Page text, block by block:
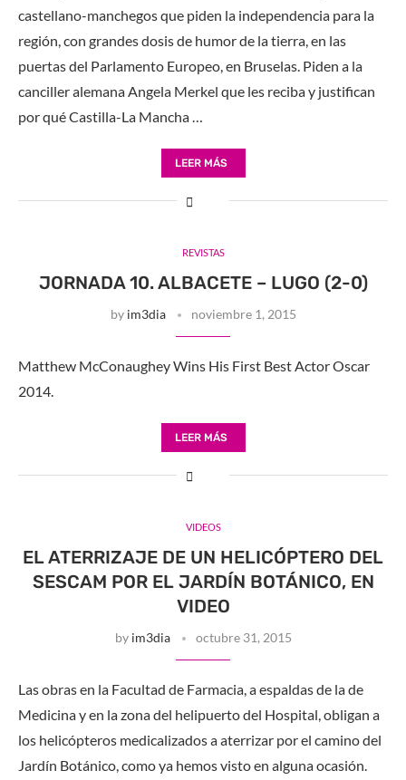
castellano-manchegos que piden la independencia para la
región, con grandes dosis de humor de la tierra, en las
puertas del Parlamento Europeo, en Bruselas. Piden a la
canciller alemana Angela Merkel que les reciba y justifican
por qué Castilla-La Mancha …
LEER MÁS
REVISTAS
JORNADA 10. ALBACETE – LUGO (2-0)
by im3dia noviembre 1, 2015
Matthew McConaughey Wins His First Best Actor Oscar
2014.
LEER MÁS
VIDEOS
EL ATERRIZAJE DE UN HELICÓPTERO DEL
SESCAM POR EL JARDÍN BOTÁNICO, EN
VIDEO
by im3dia octubre 31, 2015
Las obras en la Facultad de Farmacia, a espaldas de la de
Medicina y en la zona del helipuerto del Hospital, obligan a
los helicópteros medicalizados a aterrizar por el camino del
Jardín Botánico, como ya hemos visto en alguna ocasión.